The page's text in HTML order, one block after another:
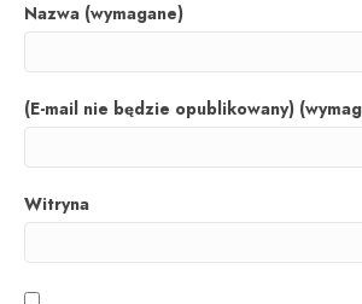
Nazwa (wymagane)
(E-mail nie będzie opublikowany)
Witryna